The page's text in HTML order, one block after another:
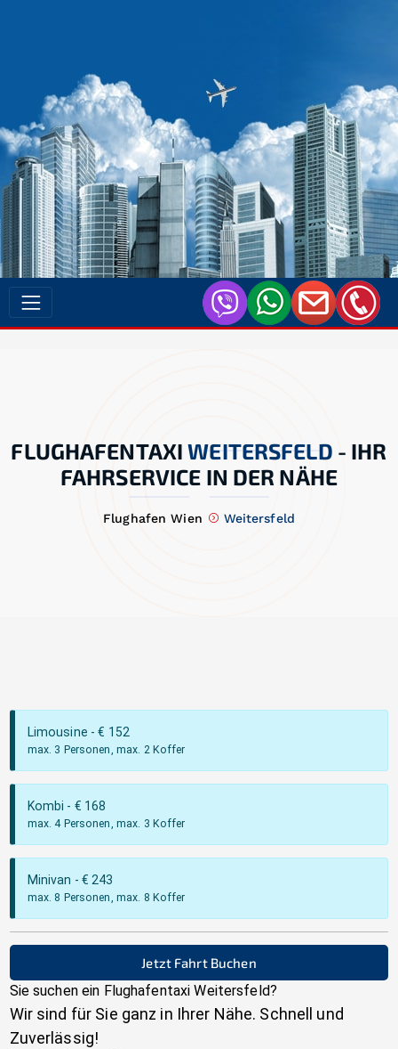
FLUGHAFENTAXI WEITERSFELD - IHR
FAHRSERVICE IN DER NÄHE
Flughafen Wien Weitersfeld
Limousine - € 152
max. 3 Personen, max. 2 Koffer
Kombi - € 168
max. 4 Personen, max. 3 Koffer
Minivan - € 243
max. 8 Personen, max. 8 Koffer
Jetzt Fahrt Buchen
Sie suchen ein Flughafentaxi Weitersfeld?
Wir sind für Sie ganz in Ihrer Nähe. Schnell und
Zuverlässig!